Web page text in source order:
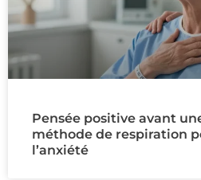
Pensée positive avant
méthode de respiration
l’anxiété